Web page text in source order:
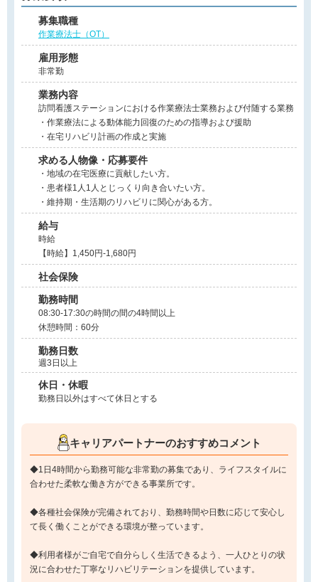
募集職種
作業療法士（OT）
雇用形態
非常勤
業務内容
訪問看護ステーションにおける作業療法士業務および付随する業務
・作業療法による動体能力回復のための指導および援助
・在宅リハビリ計画の作成と実施
求める人物像・応募要件
・地域の在宅医療に貢献したい方。
・患者様1人1人とじっくり向き合いたい方。
・維持期・生活期のリハビリに関心がある方。
給与
時給
【時給】1,450円-1,680円
社会保険
勤務時間
08:30-17:30の時間の間の4時間以上
休憩時間：60分
勤務日数
週3日以上
休日・休暇
勤務日以外はすべて休日とする
キャリアパートナーのおすすめコメント
◆1日4時間から勤務可能な非常勤の募集であり、ライフスタイルに
合わせた柔軟な働き方ができる事業所です。
◆各種社会保険が完備されており、勤務時間や日数に応じて安心し
て長く働くことができる環境が整っています。
◆利用者様がご自宅で自分らしく生活できるよう、一人ひとりの状
況に合わせた丁寧なリハビリテーションを提供しています。